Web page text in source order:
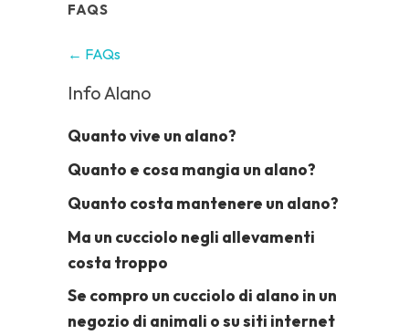
FAQS
← FAQs
Info Alano
Quanto vive un alano?
Quanto e cosa mangia un alano?
Quanto costa mantenere un alano?
Ma un cucciolo negli allevamenti
costa troppo
Se compro un cucciolo di alano in un
negozio di animali o su siti internet